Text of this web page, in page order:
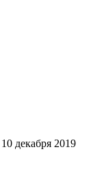
10 декабря 2019